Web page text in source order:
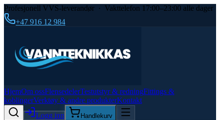
Profesjonell VVS-leverandør · Vakttelefon 17:00–23:00 alle dager
+47 916 12 984
HjemOm ossFlensedelerTestutstyr & redningFittings &
koblingerVerktøy & andre produkterKontakt
Logg inn
Handlekurv